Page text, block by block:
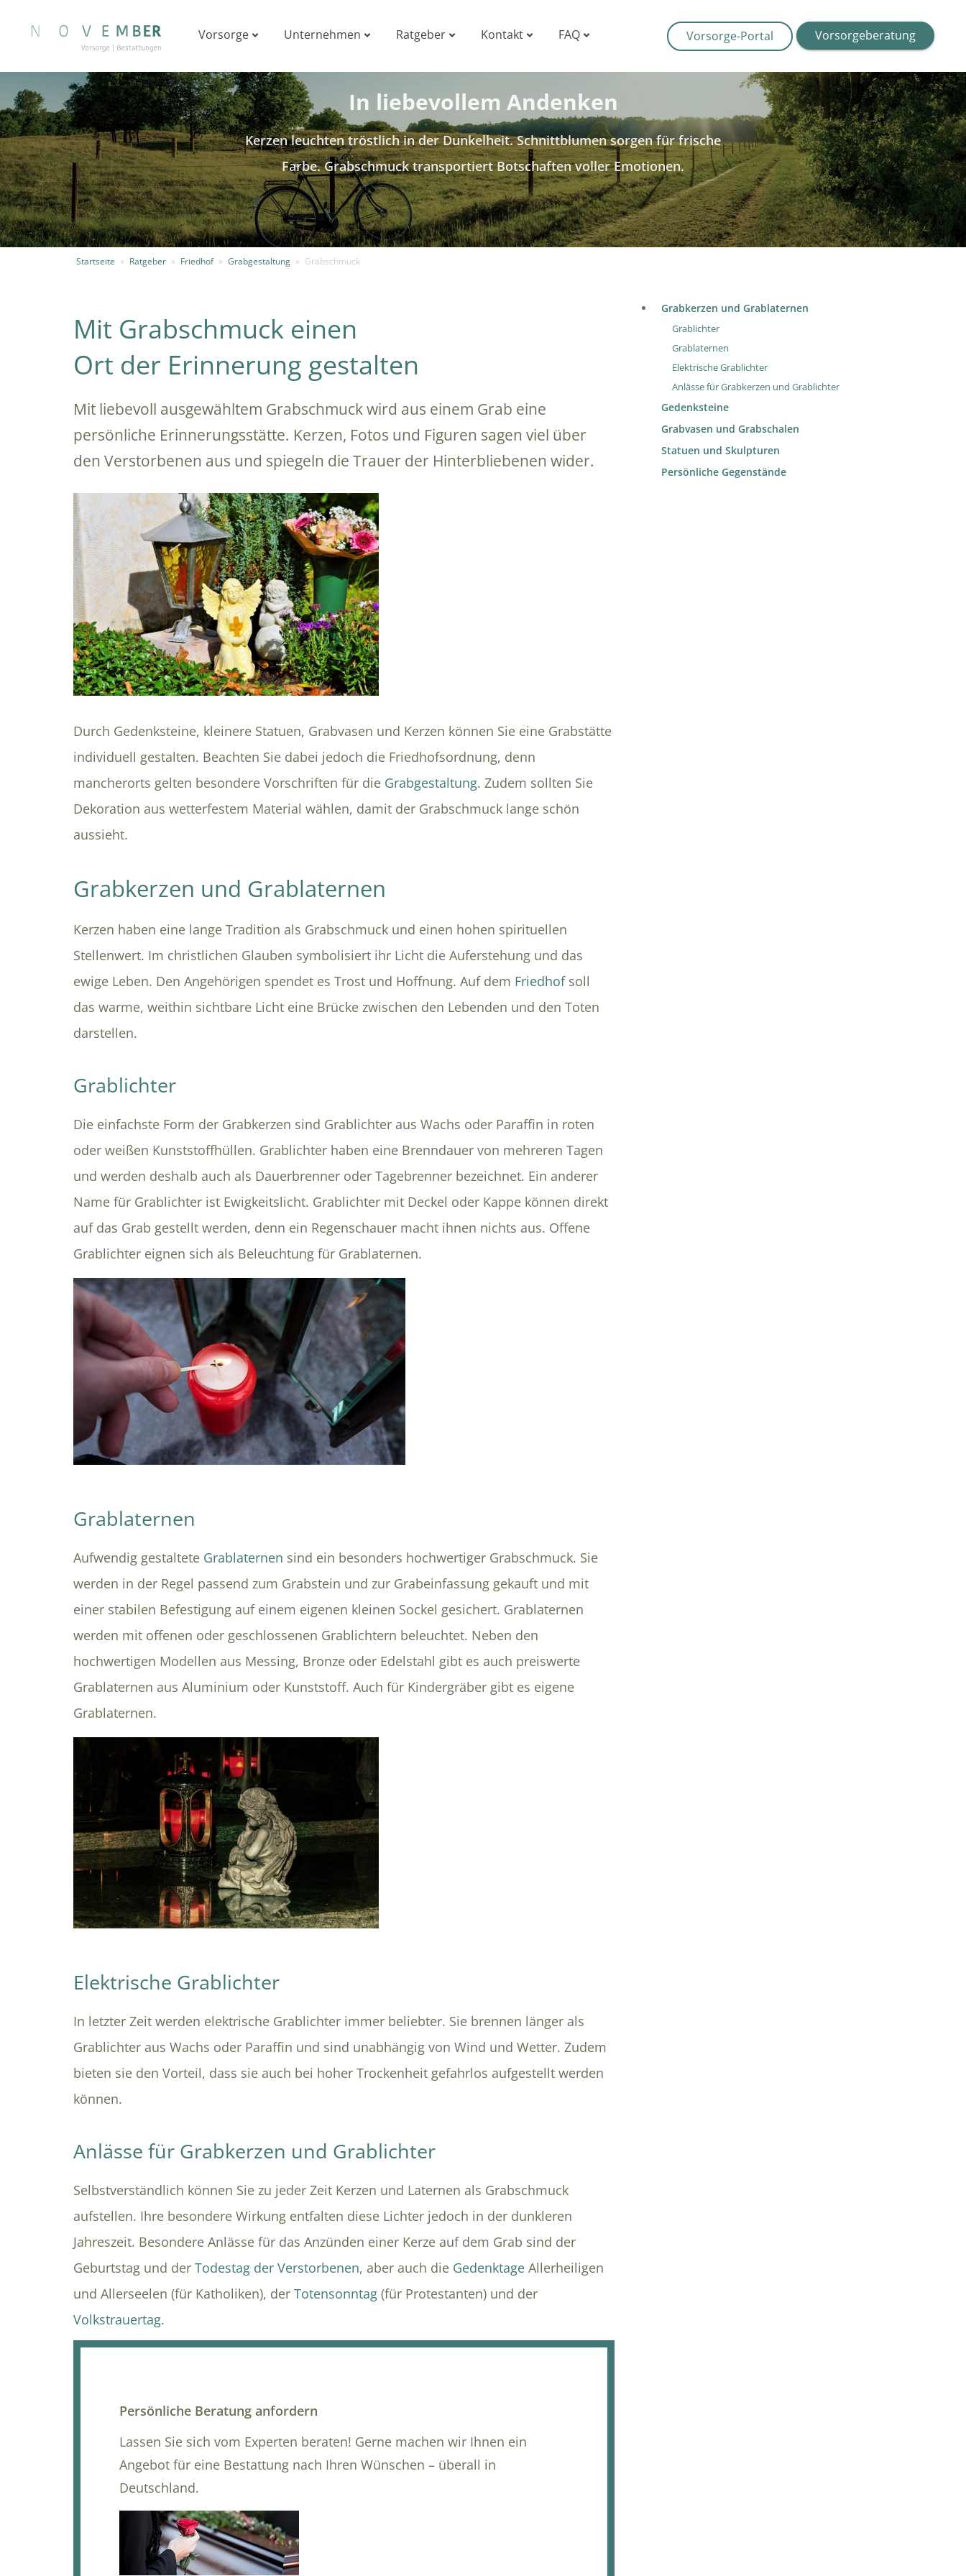
Vorsorgeberatung
Vorsorge-Portal
Vorsorge Unternehmen Ratgeber Kontakt FAQ
In liebevollem Andenken
Kerzen leuchten tröstlich in der Dunkelheit. Schnittblumen sorgen für frische
Farbe. Grabschmuck transportiert Botschaften voller Emotionen.
Startseite » Ratgeber » Friedhof » Grabgestaltung » Grabschmuck
Mit Grabschmuck einen
Ort der Erinnerung gestalten
Mit liebevoll ausgewähltem Grabschmuck wird aus einem Grab eine
persönliche Erinnerungsstätte. Kerzen, Fotos und Figuren sagen viel über
den Verstorbenen aus und spiegeln die Trauer der Hinterbliebenen wider.
Durch Gedenksteine, kleinere Statuen, Grabvasen und Kerzen können Sie eine Grabstätte
individuell gestalten. Beachten Sie dabei jedoch die Friedhofsordnung, denn
mancherorts gelten besondere Vorschriften für die Grabgestaltung. Zudem sollten Sie
Dekoration aus wetterfestem Material wählen, damit der Grabschmuck lange schön
aussieht.
Grabkerzen und Grablaternen
Kerzen haben eine lange Tradition als Grabschmuck und einen hohen spirituellen
Stellenwert. Im christlichen Glauben symbolisiert ihr Licht die Auferstehung und das
ewige Leben. Den Angehörigen spendet es Trost und Hoffnung. Auf dem Friedhofsoll
das warme, weithin sichtbare Licht eine Brücke zwischen den Lebenden und den Toten
darstellen.
Grablichter
Die einfachste Form der Grabkerzen sind Grablichter aus Wachs oder Paraffin in roten
oder weißen Kunststoffhüllen. Grablichter haben eine Brenndauer von mehreren Tagen
und werden deshalb auch als Dauerbrenner oder Tagebrenner bezeichnet. Ein anderer
Name für Grablichter ist Ewigkeitslicht. Grablichter mit Deckel oder Kappe können direkt
auf das Grab gestellt werden, denn ein Regenschauer macht ihnen nichts aus. Offene
Grablichter eignen sich als Beleuchtung für Grablaternen.
Grablaternen
Aufwendig gestaltete Grablaternen sind ein besonders hochwertiger Grabschmuck. Sie
werden in der Regel passend zum Grabstein und zur Grabeinfassung gekauft und mit
einer stabilen Befestigung auf einem eigenen kleinen Sockel gesichert. Grablaternen
werden mit offenen oder geschlossenen Grablichtern beleuchtet. Neben den
hochwertigen Modellen aus Messing, Bronze oder Edelstahl gibt es auch preiswerte
Grablaternen aus Aluminium oder Kunststoff. Auch für Kindergräber gibt es eigene
Grablaternen.
Elektrische Grablichter
In letzter Zeit werden elektrische Grablichter immer beliebter. Sie brennen länger als
Grablichter aus Wachs oder Paraffin und sind unabhängig von Wind und Wetter. Zudem
bieten sie den Vorteil, dass sie auch bei hoher Trockenheit gefahrlos aufgestellt werden
können.
Anlässe für Grabkerzen und Grablichter
Selbstverständlich können Sie zu jeder Zeit Kerzen und Laternen als Grabschmuck
aufstellen. Ihre besondere Wirkung entfalten diese Lichter jedoch in der dunkleren
Jahreszeit. Besondere Anlässe für das Anzünden einer Kerze auf dem Grab sind der
Geburtstag und der Todestag der Verstorbenen, aber auch die Gedenktage Allerheiligen
und Allerseelen (für Katholiken), der Totensonntag (für Protestanten) und der
Volkstrauertag.
Persönliche Beratung anfordern
Lassen Sie sich vom Experten beraten! Gerne machen wir Ihnen ein
Angebot für eine Bestattung nach Ihren Wünschen – überall in
Deutschland.
Grabkerzen und Grablaternen
Grablichter
Grablaternen
Elektrische Grablichter
Anlässe für Grabkerzen und Grablichter
Gedenksteine
Grabvasen und Grabschalen
Statuen und Skulpturen
Persönliche Gegenstände